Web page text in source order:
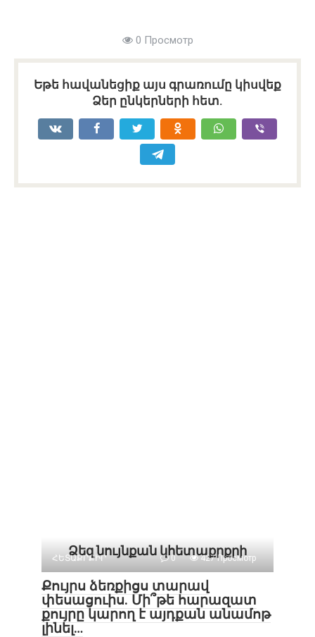
0 Просмотр
Եթե հավանեցիք այս գրառումը կիսվեք
Ձեր ընկերների հետ.
Ձեզ նույնքան կհետաքրքրի
ՀԵՏԱՔՐՔԻՐ 0 427 Просмотр
Քույրս ձեռքիցս տարավ
փեսացուիս. Մի՞թե հարազատ
քույրը կարող է այդքան անամոթ
լինել…